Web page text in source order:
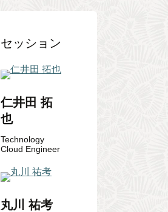
セッション
仁井田 拓
也
Technology
Cloud Engineer
丸川 祐考